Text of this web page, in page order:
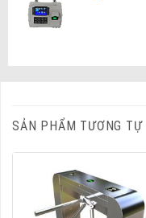
SẢN PHẨM TƯƠNG TỰ